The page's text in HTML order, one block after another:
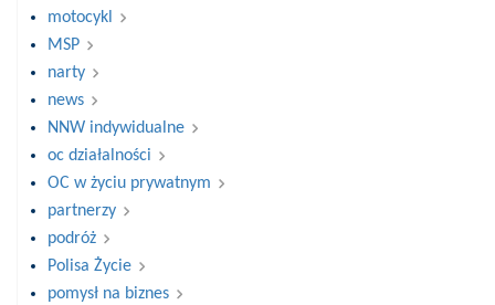
motocykl
MSP
narty
news
NNW indywidualne
oc działalności
OC w życiu prywatnym
partnerzy
podróż
Polisa Życie
pomysł na biznes